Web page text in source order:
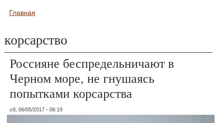
Вы здесь
Главная
корсарство
Россияне беспредельничают в
Черном море, не гнушаясь
попытками корсарства
сб, 06/05/2017 - 06:19